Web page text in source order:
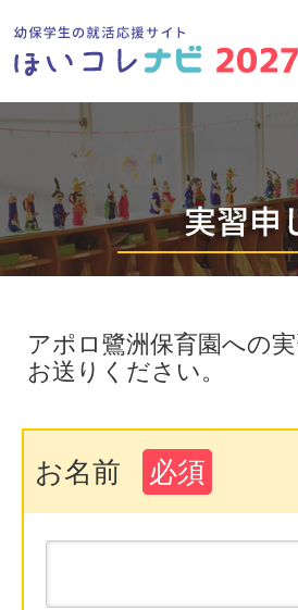
アポロ鷺洲保育園への
お送りください。
お名前 必須